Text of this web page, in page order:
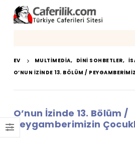
EV MULTIMEDIA, DINI SOHBETLER,
O’NUN İZINDE 13. BÖLÜM /
O’nun İzinde 13. Bölüm /
Peygamberimizin